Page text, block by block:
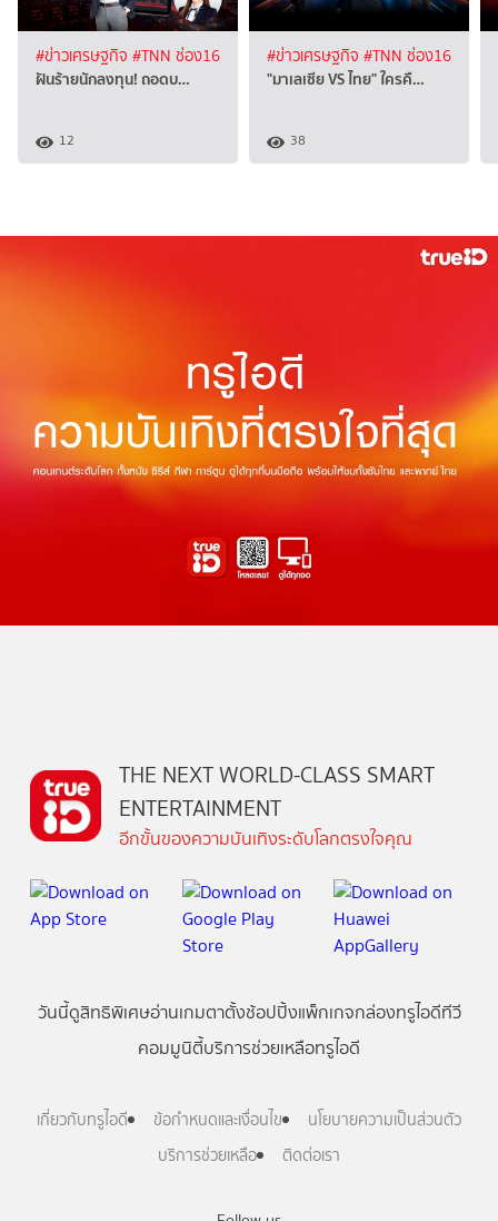
#ข่าวเศรษฐกิจ #TNN ช่อง16
ฝันร้ายนักลงทุน! ถอดบ…
12
#ข่าวเศรษฐกิจ #TNN ช่อง16
"มาเลเซีย VS ไทย" ใครคื…
38
THE NEXT WORLD-CLASS SMART
ENTERTAINMENT
อีกขั้นของความบันเทิงระดับโลกตรงใจคุณ
วันนี้ดูสิทธิพิเศษอ่านเกมตาตั้งช้อปปิ้งแพ็กเกจกล่องทรูไอดีทีวี
คอมมูนิตี้บริการช่วยเหลือทรูไอดี
เกี่ยวกับทรูไอดี ข้อกำหนดและเงื่อนไข
นโยบายความเป็นส่วนตัว
บริการช่วยเหลือ
ติดต่อเรา